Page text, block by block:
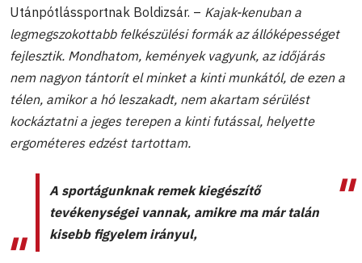
Utánpótlássportnak Boldizsár. – Kajak-kenuban a
legmegszokottabb felkészülési formák az állóképességet
fejlesztik. Mondhatom, kemények vagyunk, az időjárás
nem nagyon tántorít el minket a kinti munkától, de ezen a
télen, amikor a hó leszakadt, nem akartam sérülést
kockáztatni a jeges terepen a kinti futással, helyette
ergométeres edzést tartottam.
A sportágunknak remek kiegészítő
tevékenységei vannak, amikre ma már talán
kisebb figyelem irányul,